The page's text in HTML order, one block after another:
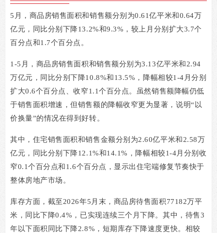
5 月，商品房销售面积和销售额分别为0.61亿平米和0.64万
亿元，同比分别下降13.2%和9.3% ，较上月分别扩大3.7个
百分点和1.7个百分点。
1-5 月，商品房销售面积和销售额分别为3.13亿平米和2.94
万亿元，同比分别下降10.8%和13.5% ，降幅相较1-4 月分别
扩大0.6个百分点、收窄1.1个百分点。虽然销售额降幅仍低
于销售面积增速，但销售额的降幅收窄更为显著，说明“ 以
价换量”的情况在得到好转。
其中，住宅销售面积和销售金额分别为2.60亿平米和2.58万
亿元，同比分别下降12.1%和14.1% ，降幅相较1-4月分别收
窄0.1个百分点和1.6个百分点，显示出住宅端修复节奏快于
整体房地产市场。
库存方面，截至2026年5 月末，商品房待售面积77182万平
米，同比下降0.4% ，已实现连续三个月下降。其中，待售3
年以下面积同比下降2.8% ，短期库存下降速度更快。相较